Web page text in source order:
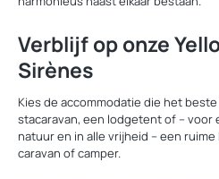
Verblijf op onze
Sirènes
Kies de accommodatie die het
stacaravan, een lodgetent of – voor
natuur en in alle vrijheid – een
caravan of camper.